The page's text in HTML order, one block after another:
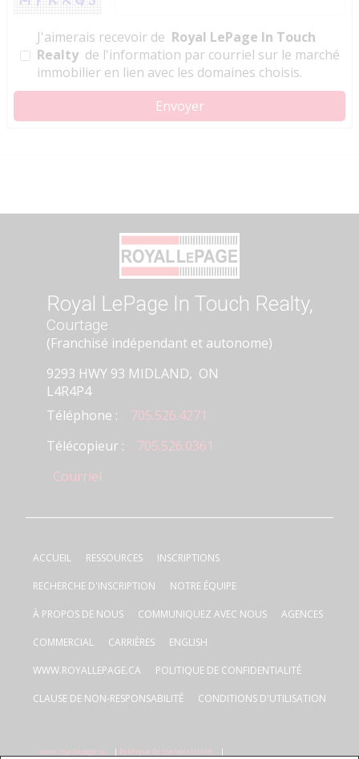
J'aimerais recevoir de Royal LePage In Touch
Realty de l'information par courriel sur le marché
immobilier en lien avec les domaines choisis.
Royal LePage In Touch Realty,
Courtage
(Franchisé indépendant et autonome)
9293 HWY 93 MIDLAND, ON
L4R4P4
Téléphone :
705.526.4271
Télécopieur :
705.526.0361
Courriel
ACCUEIL RESSOURCES INSCRIPTIONS
RECHERCHE D'INSCRIPTION NOTRE ÉQUIPE
À PROPOS DE NOUS COMMUNIQUEZ AVEC NOUS AGENCES
COMMERCIAL CARRIÈRES ENGLISH
WWW.ROYALLEPAGE.CA POLITIQUE DE CONFIDENTIALITÉ
CLAUSE DE NON-RESPONSABILITÉ CONDITIONS D'UTILISATION
www.royallepage.ca | Politique de confidentialité |